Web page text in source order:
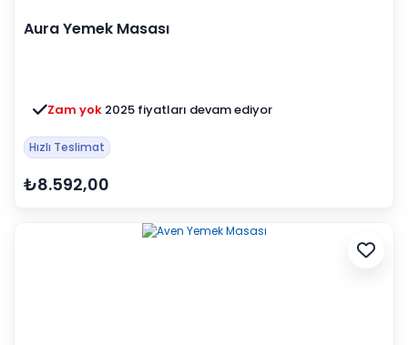
Aura Yemek Masası
Zam yok 2025 fiyatları devam ediyor
Hızlı Teslimat
₺8.592,00